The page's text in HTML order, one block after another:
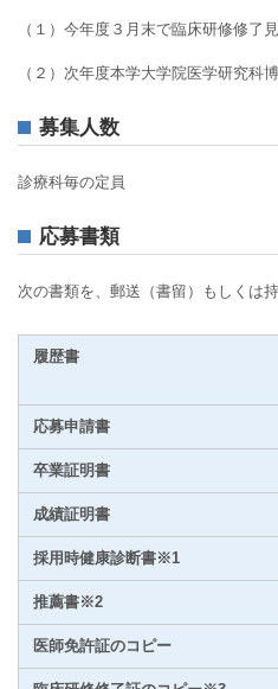
（１）今年度３月末で臨床研修修了
（２）次年度本学大学院医学研究科
募集人数
診療科毎の定員
応募書類
次の書類を、郵送（書留）もしくは
履歴書
応募申請書
卒業証明書
成績証明書
採用時健康診断書※1
推薦書※2
医師免許証のコピー